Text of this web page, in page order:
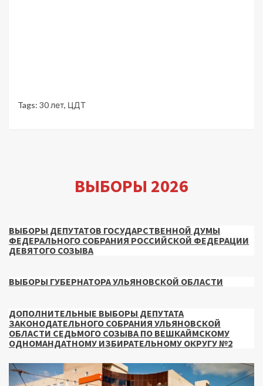
Tags: 30 лет, ЦДТ
ВЫБОРЫ 2026
ВЫБОРЫ ДЕПУТАТОВ ГОСУДАРСТВЕННОЙ ДУМЫ
ФЕДЕРАЛЬНОГО СОБРАНИЯ РОССИЙСКОЙ ФЕДЕРАЦИИ
ДЕВЯТОГО СОЗЫВА
ВЫБОРЫ ГУБЕРНАТОРА УЛЬЯНОВСКОЙ ОБЛАСТИ
ДОПОЛНИТЕЛЬНЫЕ ВЫБОРЫ ДЕПУТАТА
ЗАКОНОДАТЕЛЬНОГО СОБРАНИЯ УЛЬЯНОВСКОЙ
ОБЛАСТИ СЕДЬМОГО СОЗЫВА ПО ВЕШКАЙМСКОМУ
ОДНОМАНДАТНОМУ ИЗБИРАТЕЛЬНОМУ ОКРУГУ №2